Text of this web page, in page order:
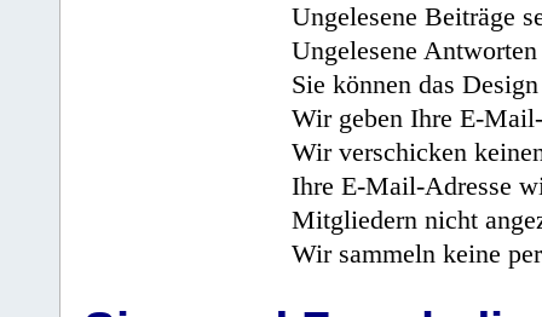
Ungelesene Beiträge
Ungelesene
Sie können das
Wir geben Ihre E-
Wir verschicken
Ihre E-Mail-Adresse
Mitgliedern nicht
Wir sammeln keine